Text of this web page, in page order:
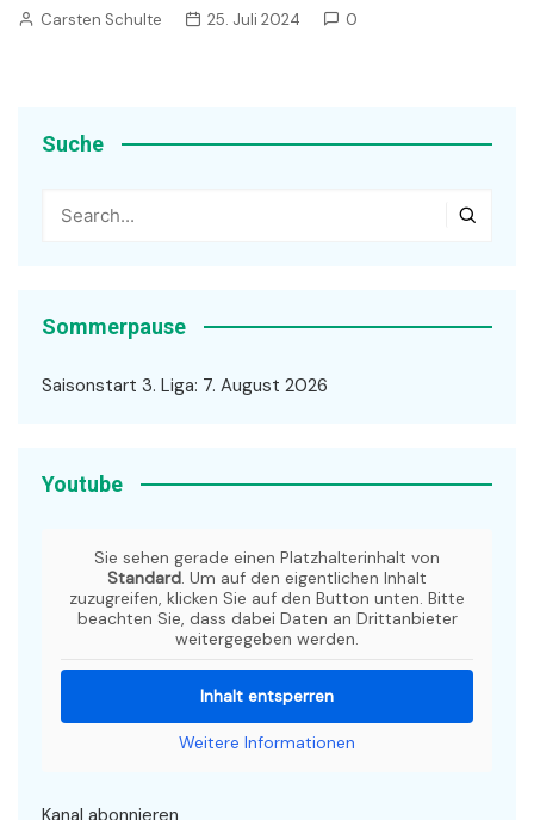
Carsten Schulte 25. Juli 2024 0
Suche
Sommerpause
Saisonstart 3. Liga: 7. August 2026
Youtube
Sie sehen gerade einen Platzhalterinhalt von
Standard. Um auf den eigentlichen Inhalt
zuzugreifen, klicken Sie auf den Button unten. Bitte
beachten Sie, dass dabei Daten an Drittanbieter
weitergegeben werden.
Inhalt entsperren
Weitere Informationen
Kanal abonnieren